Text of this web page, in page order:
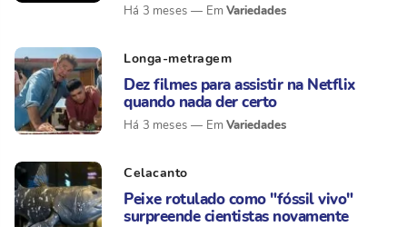
Há 3 meses Variedades
Longa-metragem
Dez filmes para assistir na Netflix
quando nada der certo
Há 3 meses Variedades
Celacanto
Peixe rotulado como "fóssil vivo"
surpreende cientistas novamente